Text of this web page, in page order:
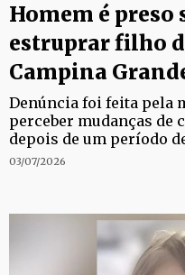
Homem é preso
estruprar filho
Campina
Denúncia foi feita pela
perceber mudanças
depois de um período
03/07/2026